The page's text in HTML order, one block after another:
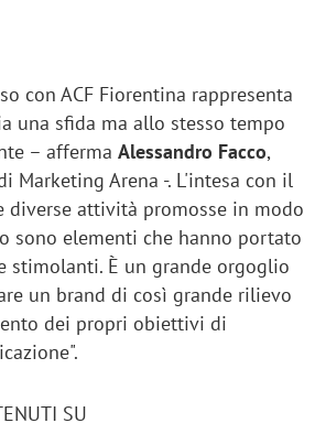
con ACF Fiorentina rappresenta
una sfida ma allo stesso tempo
– afferma Alessandro Facco,
Marketing Arena -. L'intesa con il
diverse attività promosse in modo
sono elementi che hanno portato
È un grande orgoglio
un brand di così grande rilievo
dei propri obiettivi di
SU